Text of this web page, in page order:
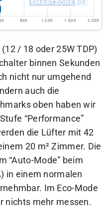
800 1.200 1.600 2.000
/ 18 oder 25W TDP)
binnen Sekunden
nicht nur umgehend
auch die
oben haben wir
“Performance”
die Lüfter mit 42
20 m² Zimmer. Die
“Auto-Mode” beim
in einem normalen
Im Eco-Mode
nichts mehr messen.